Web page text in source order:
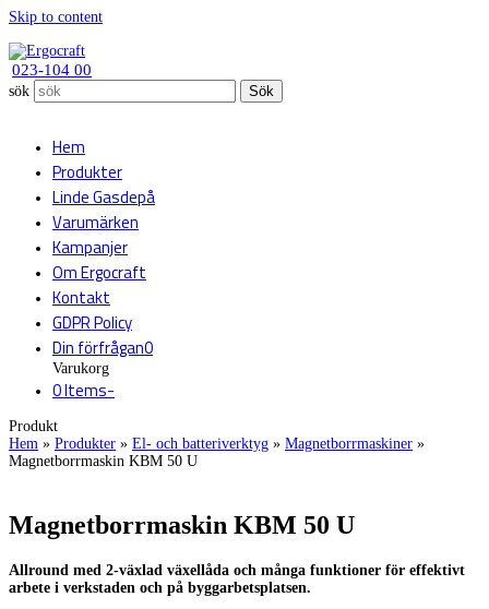
Skip to content
023-104 00
sök Sök
Hem
Produkter
Linde Gasdepå
Varumärken
Kampanjer
Om Ergocraft
Kontakt
GDPR Policy
Din förfrågan0
Varukorg
0 Items-
Produkt
Hem » Produkter » El- och batteriverktyg » Magnetborrmaskiner »
Magnetborrmaskin KBM 50 U
Magnetborrmaskin KBM 50 U
Allround med 2-växlad växellåda och många funktioner för effektivt
arbete i verkstaden och på byggarbetsplatsen.